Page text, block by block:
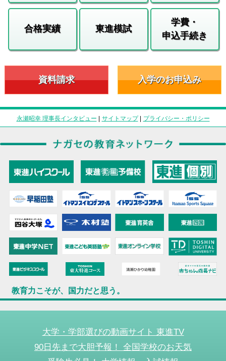
合格実績 東進模試
学費・
申込手続き
資料請求 入学のお申込み
永瀬昭幸 理事長インタビュー | サイトマップ| プライバシー・ポリシー
教育力こそが、国力だと思う。
大学・学部選びの動画サイト 東進TV
90日先まで大胆予報！ 全国学校のお天気